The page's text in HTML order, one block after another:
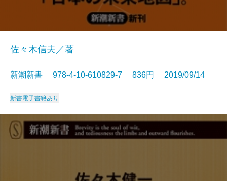
佐々木信夫／著
新潮新書 978-4-10-610829-7 836円 2019/09/14
新書電子書籍あり